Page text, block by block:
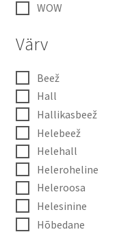
WOW
Värv
Beež
Hall
Hallikasbeež
Helebeež
Helehall
Heleroheline
Heleroosa
Helesinine
Hõbedane